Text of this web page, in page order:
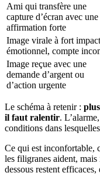
Ami qui transfère une
capture d’écran avec une
affirmation forte
Image virale à fort impact
émotionnel, compte
Image reçue avec une
demande d’argent ou
d’action urgente
Le schéma à retenir :
il faut ralentir.
conditions dans
Ce qui est inconfortable,
les filigranes aident,
dessous restent